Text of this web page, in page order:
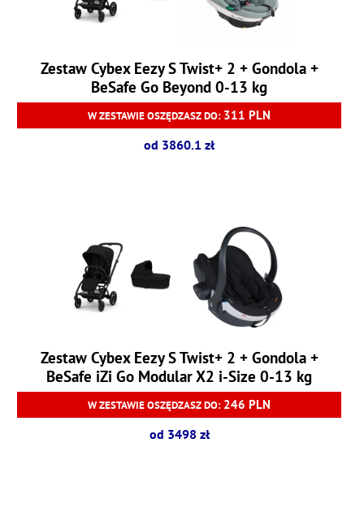
Zestaw Cybex Eezy S Twist+ 2 + Gondola +
BeSafe Go Beyond 0-13 kg
W ZESTAWIE OSZĘDZASZ DO: 311 PLN
od 3860.1 zł
Zestaw Cybex Eezy S Twist+ 2 + Gondola +
BeSafe iZi Go Modular X2 i-Size 0-13 kg
W ZESTAWIE OSZĘDZASZ DO: 246 PLN
od 3498 zł